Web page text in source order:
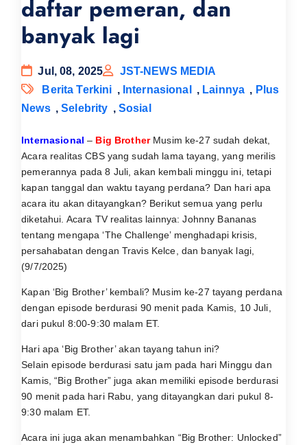
daftar pemeran, dan
banyak lagi
Jul, 08, 2025
JST-NEWS MEDIA
Berita Terkini , Internasional , Lainnya , Plus
News ,Selebrity , Sosial
Internasional – Big Brother Musim ke-27 sudah dekat,
Acara realitas CBS yang sudah lama tayang, yang merilis
pemerannya pada 8 Juli, akan kembali minggu ini, tetapi
kapan tanggal dan waktu tayang perdana? Dan hari apa
acara itu akan ditayangkan? Berikut semua yang perlu
diketahui. Acara TV realitas lainnya: Johnny Bananas
tentang mengapa ‘The Challenge’ menghadapi krisis,
persahabatan dengan Travis Kelce, dan banyak lagi,
(9/7/2025)
Kapan ‘Big Brother’ kembali? Musim ke-27 tayang perdana
dengan episode berdurasi 90 menit pada Kamis, 10 Juli,
dari pukul 8:00-9:30 malam ET.
Hari apa ‘Big Brother’ akan tayang tahun ini?
Selain episode berdurasi satu jam pada hari Minggu dan
Kamis, “Big Brother” juga akan memiliki episode berdurasi
90 menit pada hari Rabu, yang ditayangkan dari pukul 8-
9:30 malam ET.
Acara ini juga akan menambahkan “Big Brother: Unlocked”